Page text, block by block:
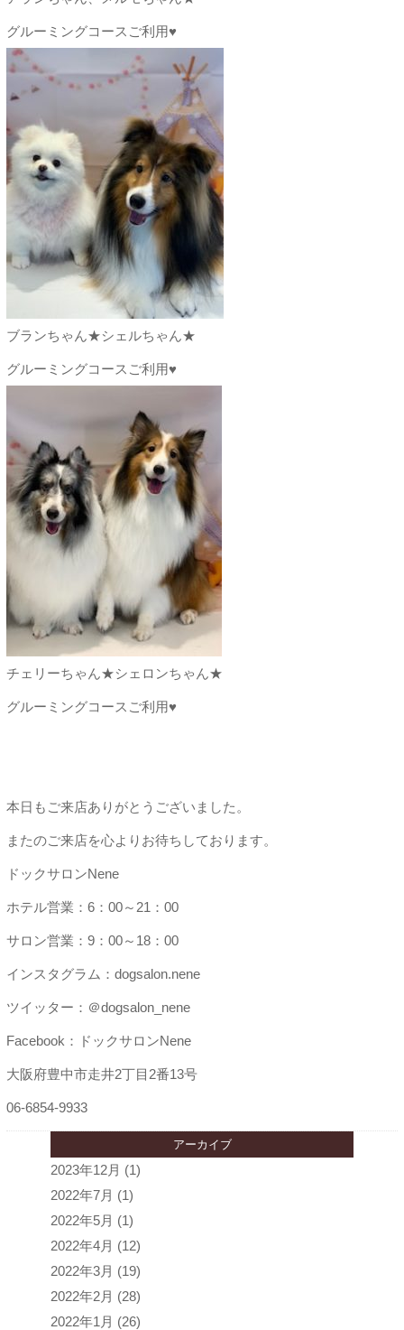
グルーミングコースご利用♥
ブランちゃん★シェルちゃん★
グルーミングコースご利用♥
チェリーちゃん★シェロンちゃん★
グルーミングコースご利用♥
本日もご来店ありがとうございました。
またのご来店を心よりお待ちしております。
ドックサロンNene
ホテル営業：6：00～21：00
サロン営業：9：00～18：00
インスタグラム：dogsalon.nene
ツイッター：＠dogsalon_nene
Facebook：ドックサロンNene
大阪府豊中市走井2丁目2番13号
06-6854-9933
アーカイブ
2023年12月 (1)
2022年7月 (1)
2022年5月 (1)
2022年4月 (12)
2022年3月 (19)
2022年2月 (28)
2022年1月 (26)